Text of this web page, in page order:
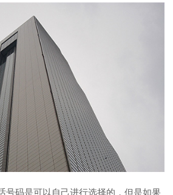
号码是可以自己进行选择的，但是如果